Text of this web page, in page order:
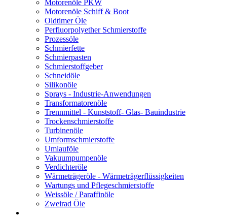
Motorenöle PKW
Motorenöle Schiff & Boot
Oldtimer Öle
Perfluorpolyether Schmierstoffe
Prozessöle
Schmierfette
Schmierpasten
Schmierstoffgeber
Schneidöle
Silikonöle
Sprays - Industrie-Anwendungen
Transformatorenöle
Trennmittel - Kunststoff- Glas- Bauindustrie
Trockenschmierstoffe
Turbinenöle
Umformschmierstoffe
Umlauföle
Vakuumpumpenöle
Verdichteröle
Wärmeträgeröle - Wärmeträgerflüssigkeiten
Wartungs und Pflegeschmierstoffe
Weissöle / Paraffinöle
Zweirad Öle